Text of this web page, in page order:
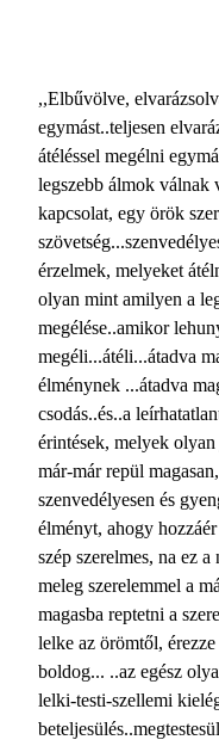
,,Elbűvölve,
egymást..teljesen
átéléssel megélni
legszebb álmok válnak
kapcsolat, egy örök
érzelmek, melyeket
olyan mint amilyen a
megélése..amikor
megéli...átéli...átadva
élménynek ...átadva
csodás..és..a
érintések, melyek
már-már repül
szenvedélyesen és
élményt, ahogy
szép szerelmes, na ez
meleg szerelemmel a
magasba reptetni a
lelke az örömtől,
boldog... ..az egész
lelki-testi-szellemi